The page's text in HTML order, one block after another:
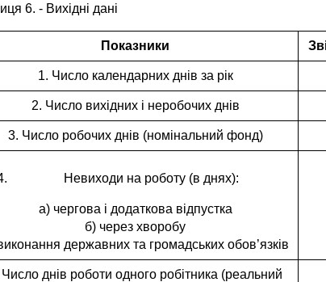
6. - Вихідні дані
Показники
1. Число календарних днів за рік
2. Число вихідних і неробочих днів
3. Число робочих днів (номінальний фонд)
Невиходи на роботу (в днях):
а) чергова і додаткова відпустка
б) через хворобу
державних та громадських обов’язків
днів роботи одного робітника (реальний